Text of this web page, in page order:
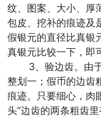
纹、图案、大小、厚
包皮、挖补的痕迹及
假银元的直径比真银
真银元比较一下，即
3、验边齿。由于
整划一；假币的边齿
痕迹。只要细心，肉
头”边齿的两条粗齿